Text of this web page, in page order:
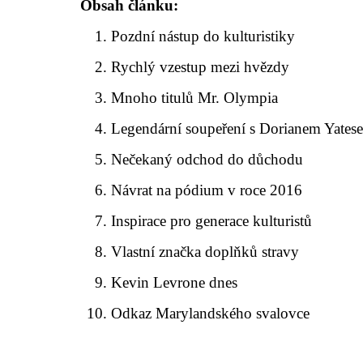
Obsah článku:
Pozdní nástup do kulturistiky
Rychlý vzestup mezi hvězdy
Mnoho titulů Mr. Olympia
Legendární soupeření s Dorianem
Nečekaný odchod do důchodu
Návrat na pódium v roce 2016
Inspirace pro generace kulturistů
Vlastní značka doplňků stravy
Kevin Levrone dnes
Odkaz Marylandského svalovce